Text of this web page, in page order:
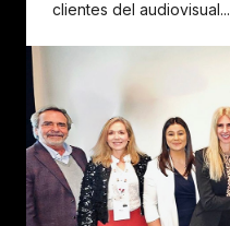
clientes del audiovisual...